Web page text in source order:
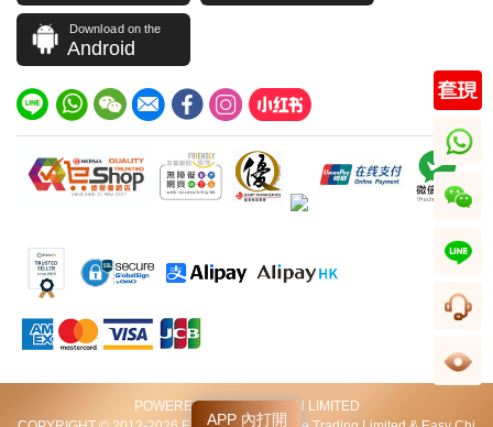
APP 內打開
Download on the
Android
POWERED BY VIP STATION LIMITED